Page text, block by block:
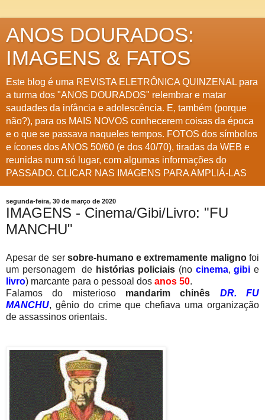
ANOS DOURADOS:
IMAGENS & FATOS
Este blog é uma REVISTA ELETRÔNICA QUINZENAL para
a turma dos "ANOS DOURADOS" relembrar e matar
saudades da infância e adolescência. E, também (porque
não?), para os MAIS NOVOS conhecerem coisas da época
e o que se passava naqueles tempos. FOTOS dos símbolos
e ícones dos ANOS 50/60 (e dos 40/70), tiradas da WEB e
reunidas num só lugar, com algumas informações do
PASSADO. CLICAR NAS IMAGENS PARA AMPLIÁ-LAS
segunda-feira, 30 de março de 2020
IMAGENS - Cinema/Gibi/Livro: "FU
MANCHU"
Apesar de ser sobre-humano e extremamente malignofoi
um personagem de histórias policiais (no cinema,gibi e
livro) marcante para o pessoal dos anos 50.
Falamos do misterioso mandarim chinês
DR. FU
MANCHU, gênio do crime que chefiava uma organização
de assassinos orientais.